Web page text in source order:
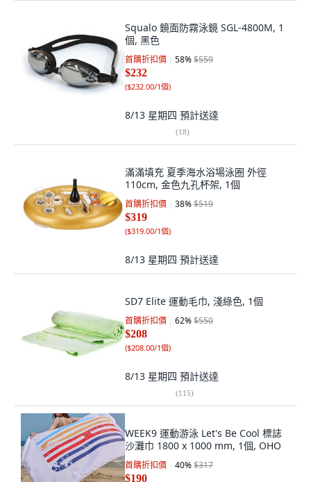
Squalo 鏡面防霧泳鏡 SGL-4800M, 1
個, 黑色
首購折扣價 58%$559
$232
($232.00/1個)
8/13 星期四 預計送達
(18)
滿滿填充 夏季海水浴場泳圈 外徑
110cm, 金色九孔杯架, 1個
首購折扣價 38%$519
$319
($319.00/1個)
8/13 星期四 預計送達
SD7 Elite 運動毛巾, 淺綠色, 1個
首購折扣價 62%$550
$208
($208.00/1個)
8/13 星期四 預計送達
(115)
WEEK9 運動游泳 Let's Be Cool 標誌
沙灘巾 1800 x 1000 mm, 1個, OHO
首購折扣價 40%$317
$190